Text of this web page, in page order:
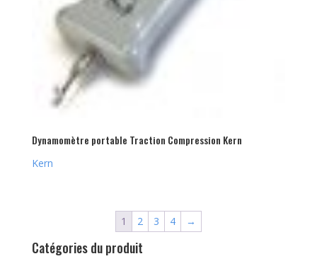
Dynamomètre portable Traction Compression Kern
Kern
1 2 3 4 →
Catégories du produit